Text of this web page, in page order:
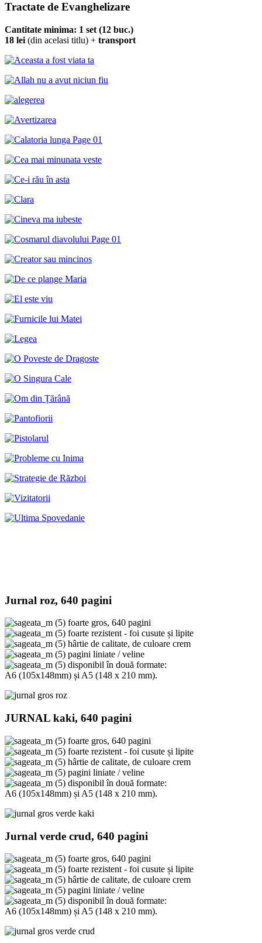
Tractate de Evanghelizare
Cantitate minima: 1 set (12 buc.)
18 lei (din acelasi titlu) + transport
Jurnal roz, 640 pagini
foarte gros, 640 pagini
foarte rezistent - foi cusute și lipite
hârtie de calitate, de culoare crem
pagini liniate / veline
disponibil în două formate:
A6 (105x148mm) și A5 (148 x 210 mm).
JURNAL kaki, 640 pagini
foarte gros, 640 pagini
foarte rezistent - foi cusute și lipite
hârtie de calitate, de culoare crem
pagini liniate / veline
disponibil în două formate:
A6 (105x148mm) și A5 (148 x 210 mm).
Jurnal verde crud, 640 pagini
foarte gros, 640 pagini
foarte rezistent - foi cusute și lipite
hârtie de calitate, de culoare crem
pagini liniate / veline
disponibil în două formate:
A6 (105x148mm) și A5 (148 x 210 mm).